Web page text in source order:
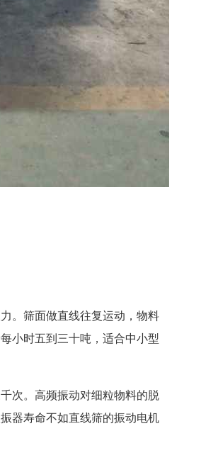
。筛面做直线往复运动，物料
小时五到三十吨，适合中小型
次。高频振动对细粒物料的脱
器寿命不如直线筛的振动电机